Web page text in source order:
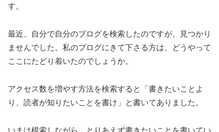
す。
最近、自分で自分のブログを検索したのですが、見つかり
ませんでした。私のブログにきて下さる方は、どうやって
ここにたどり着いたのでしょうか。
アクセス数を増やす方法を検索すると「書きたいことよ
り、読者が知りたいことを書け」と書いてありました。
いまは模索しながら、とりあえず書きたいことを書いてい